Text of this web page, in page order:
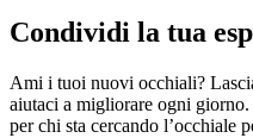
Condividi la tua
Ami i tuoi nuovi occhiali?
aiutaci a migliorare ogni
per chi sta cercando l’occhiale